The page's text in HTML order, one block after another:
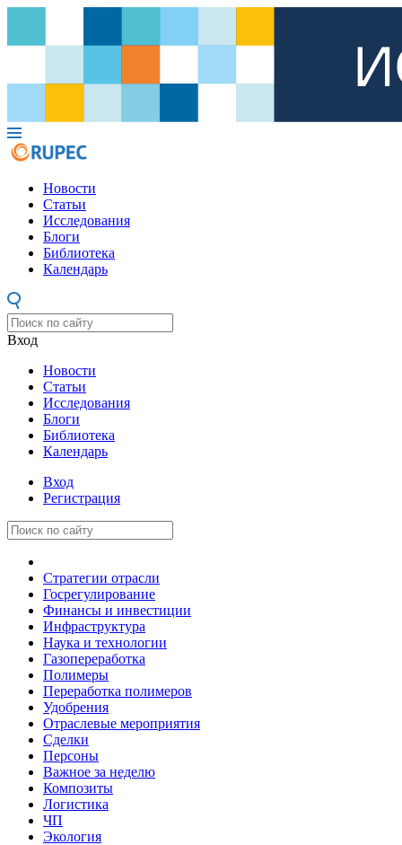
Новости
Статьи
Исследования
Блоги
Библиотека
Календарь
Вход
Новости
Статьи
Исследования
Блоги
Библиотека
Календарь
Вход
Регистрация
Стратегии отрасли
Госрегулирование
Финансы и инвестиции
Инфраструктура
Наука и технологии
Газопереработка
Полимеры
Переработка полимеров
Удобрения
Отраслевые мероприятия
Сделки
Персоны
Важное за неделю
Композиты
Логистика
ЧП
Экология